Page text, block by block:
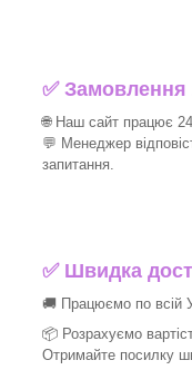
✅
🌐 Наш сайт працює
💬 Менеджер
запитання.
✅ Швидка
🚚 Працюємо по всій
📦 Розрахуємо
Отримайте посилку